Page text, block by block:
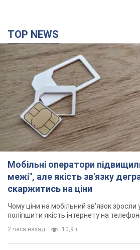
TOP NEWS
Мобільні оператори
межі", але якість зв'язку
скаржитись на ціни
Чому ціни на мобільний зв'язок зросли у
поліпшити якість інтернету на телефоні
2 часа назад 10,9 т.